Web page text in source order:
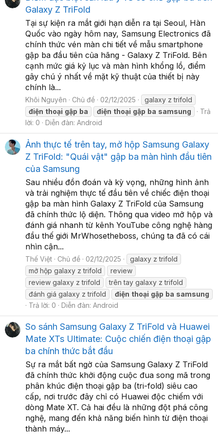
Galaxy Z TriFold
Tại sự kiện ra mắt giới hạn diễn ra tại Seoul, Hàn
Quốc vào ngày hôm nay, Samsung Electronics đã
chính thức vén màn chi tiết về mẫu smartphone
gập ba đầu tiên của hãng - Galaxy Z TriFold. Bên
cạnh mức giá kỷ lục và màn hình khổng lồ, điểm
gây chú ý nhất về mặt kỹ thuật của thiết bị này
chính là...
Khôi Nguyên Chủ đề 02/12/2025
galaxy z trifold
điện thoại gập ba điện thoại gập ba samsung
Trả
lời: 0
Diễn đàn: Android
Ảnh thực tế trên tay, mở hộp Samsung Galaxy
Z TriFold: "Quái vật" gập ba màn hình đầu tiên
của Samsung
Sau nhiều đồn đoán và kỳ vọng, những hình ảnh
và trải nghiệm thực tế đầu tiên về chiếc điện thoại
gập ba màn hình Galaxy Z TriFold của Samsung
đã chính thức lộ diện. Thông qua video mở hộp và
đánh giá nhanh từ kênh YouTube công nghệ hàng
đầu thế giới MrWhosetheboss, chúng ta đã có cái
nhìn cận...
Thế Việt Chủ đề 02/12/2025
galaxy z trifold
mở hộp galaxy z trifold
review
review galaxy z trifold
trên tay galaxy z trifold
đánh giá galaxy z trifold
điện thoại gập ba samsung
Trả lời: 0
Diễn đàn: Android
So sánh Samsung Galaxy Z TriFold và Huawei
Mate XTs Ultimate: Cuộc chiến điện thoại gập
ba chính thức bắt đầu
Sự ra mắt bất ngờ của Samsung Galaxy Z TriFold
đã chính thức khởi động cuộc đua song mã trong
phân khúc điện thoại gập ba (tri-fold) siêu cao
cấp, nơi trước đây chỉ có Huawei độc chiếm với
dòng Mate XT. Cả hai đều là những đột phá công
nghệ, mang đến khả năng biến hình từ điện thoại
thành máy...